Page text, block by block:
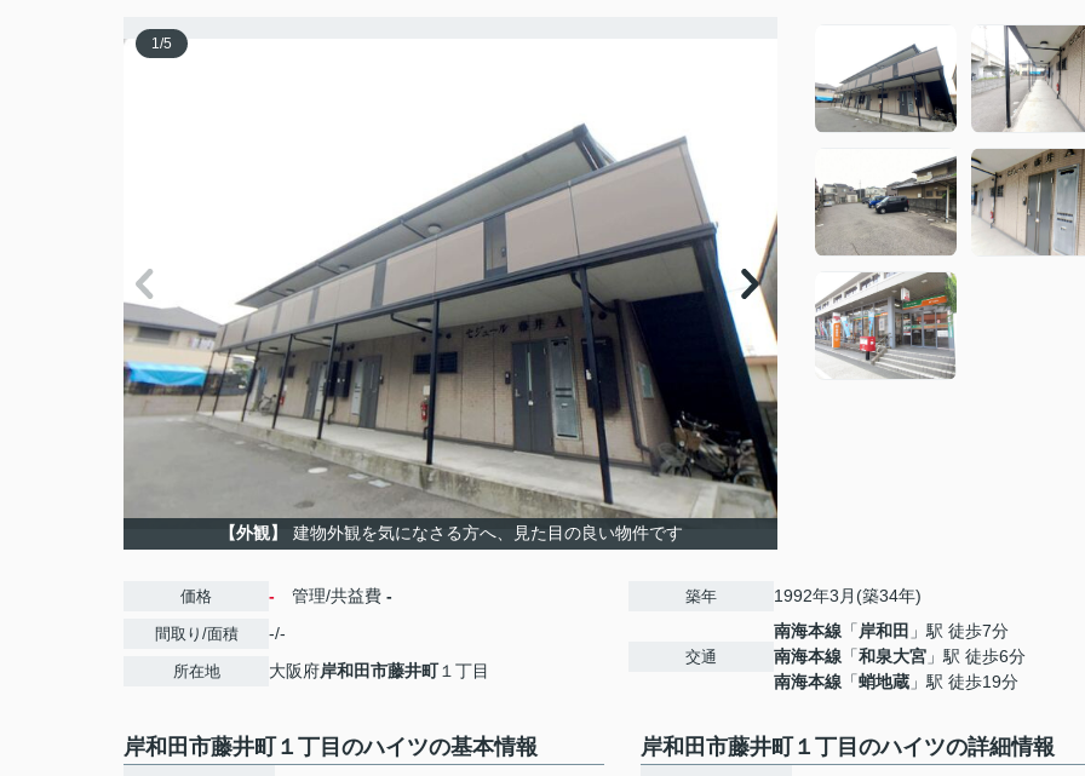
1/5
【外観】 建物外観を気になさる方へ、見た目の良い物件です
価格 - 管理/共益費 -
間取り/面積 -/-
所在地 大阪府岸和田市藤井町１丁目
築年 1992年3月(築34年)
交通
南海本線 「 岸和田 」駅 徒歩7分
南海本線 「和泉大宮 」駅 徒歩6分
南海本線 「蛸地蔵 」駅 徒歩19分
岸和田市藤井町１丁目のハイツの基本情報 岸和田市藤井町１丁目のハイツの詳細情報